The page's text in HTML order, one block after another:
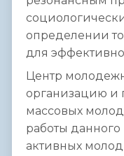
определении
для
Центр
организацию и
массовых
работы
активных